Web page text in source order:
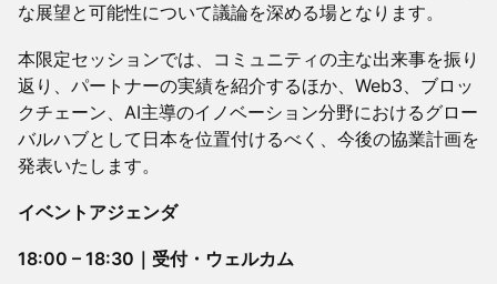
な展望と可能性について議論を深める場となります。
本限定セッションでは、コミュニティの主な出来事を振り
返り、パートナーの実績を紹介するほか、Web3、ブロッ
クチェーン、AI主導のイノベーション分野におけるグロー
バルハブとして日本を位置付けるべく、今後の協業計画を
発表いたします。
イベントアジェンダ
18:00 – 18:30｜受付・ウェルカム